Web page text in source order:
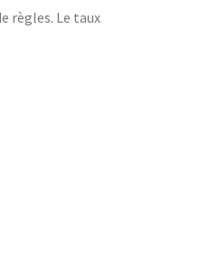
règles. Le taux